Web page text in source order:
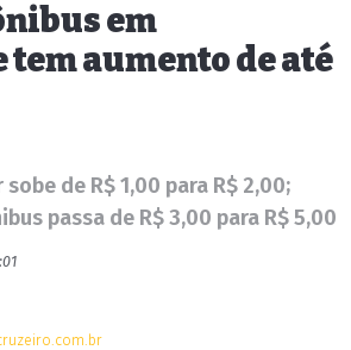
em
aumento de até
de R$ 1,00 para R$ 2,00;
passa de R$ 3,00 para R$ 5,00